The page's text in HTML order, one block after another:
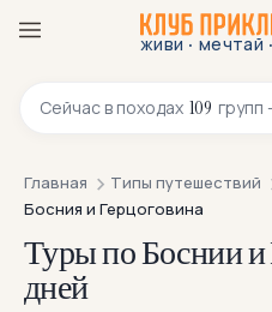
живи · мечтай
Сейчас в походах 109 групп
8 800
Главная Типы путешествий
Босния и Герцоговина
Туры по Боснии и
дней